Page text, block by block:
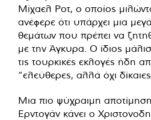
Μίχαελ Ροτ, ο οποίος
ανέφερε ότι υπάρχει μια
θεμάτων που πρέπει να
με την Άγκυρα. Ο ίδιος
τις τουρκικές εκλογές ήδη
“ελεύθερες, αλλά όχι
Μια πιο ψύχραιμη
Ερντογάν κάνει ο